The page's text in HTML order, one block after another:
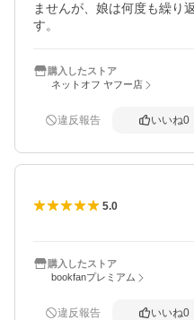
ませんが、娘は何度も繰り
す。
購入したストア
ネットオフ ヤフー店
違反報告 いいね0
5.0
購入したストア
bookfanプレミアム
違反報告 いいね0